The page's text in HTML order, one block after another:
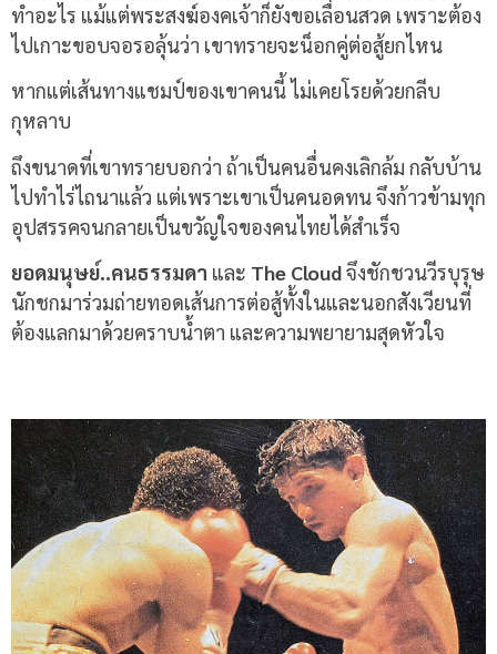
ทำอะไร แม้แต่พระสงฆ์องคเจ้าก็ยังขอเลื่อนสวด เพราะต้อง
ไปเกาะขอบจอรอลุ้นว่า เขาทรายจะน็อกคู่ต่อสู้ยกไหน
หากแต่เส้นทางแชมป์ของเขาคนนี้ ไม่เคยโรยด้วยกลีบ
กุหลาบ
ถึงขนาดที่เขาทรายบอกว่า ถ้าเป็นคนอื่นคงเลิกล้ม กลับบ้าน
ไปทำไร่ไถนาแล้ว แต่เพราะเขาเป็นคนอดทน จึงก้าวข้ามทุก
อุปสรรคจนกลายเป็นขวัญใจของคนไทยได้สำเร็จ
ยอดมนุษย์..คนธรรมดา และ The Cloudจึงชักชวนวีรบุรุษ
นักชกมาร่วมถ่ายทอดเส้นการต่อสู้ทั้งในและนอกสังเวียนที่
ต้องแลกมาด้วยคราบน้ำตา และความพยายามสุดหัวใจ